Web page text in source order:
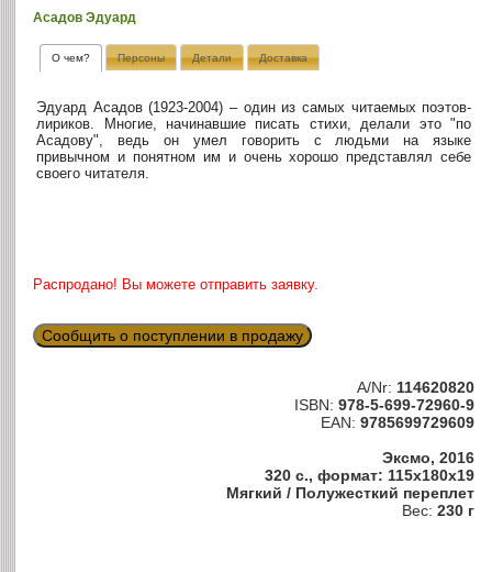
Асадов Эдуард
О чем? Персоны Детали Доставка
Эдуард Асадов (1923-2004) – один из самых читаемых поэтов-
лириков. Многие, начинавшие писать стихи, делали это "по
Асадову", ведь он умел говорить с людьми на языке
привычном и понятном им и очень хорошо представлял себе
своего читателя.
Распродано! Вы можете отправить заявку.
Сообщить о поступлении в продажу
A/Nr: 114620820
ISBN: 978-5-699-72960-9
EAN: 9785699729609
Эксмо, 2016
320 с., формат: 115x180x19
Мягкий / Полужесткий переплет
Вес: 230 г